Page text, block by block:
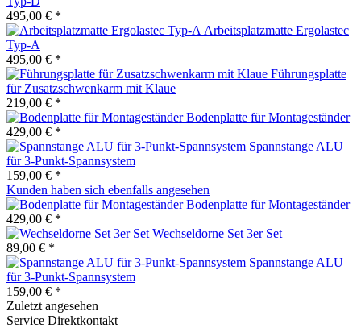
495,00 € *
Arbeitsplatzmatte Ergolastec
Typ-A
495,00 € *
Führungsplatte
für Zusatzschwenkarm mit Klaue
219,00 € *
Bodenplatte für Montageständer
429,00 € *
Spannstange ALU
für 3-Punkt-Spannsystem
159,00 € *
Kunden haben sich ebenfalls angesehen
Bodenplatte für Montageständer
429,00 € *
Wechseldorne Set 3er Set
89,00 € *
Spannstange ALU
für 3-Punkt-Spannsystem
159,00 € *
Zuletzt angesehen
Service Direktkontakt